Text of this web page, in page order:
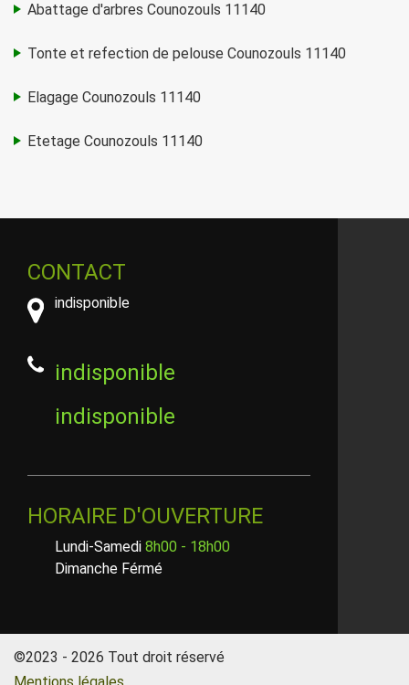
Abattage d'arbres Counozouls 11140
Tonte et refection de pelouse Counozouls 11140
Elagage Counozouls 11140
Etetage Counozouls 11140
CONTACT
indisponible
indisponible
indisponible
HORAIRE D'OUVERTURE
Lundi-Samedi 8h00 - 18h00
Dimanche Férmé
©2023 - 2026 Tout droit réservé